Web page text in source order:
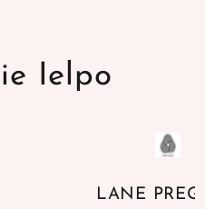
Ielpo
LANE